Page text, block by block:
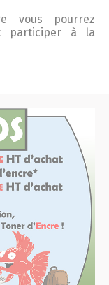
vous pourrez
participer à la